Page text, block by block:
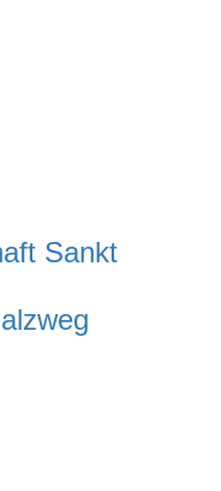
Sankt